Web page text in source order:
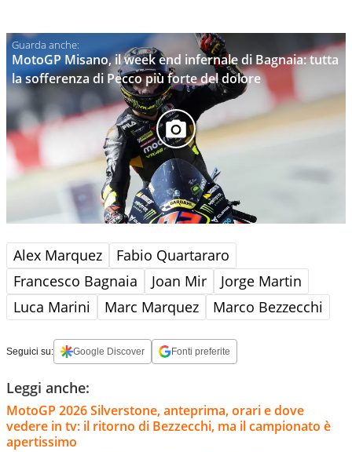
MotoGP Misano, il week end infernale di Bagnaia: tutta
la sofferenza di Pecco più forte del dolore
Alex Marquez
Fabio Quartararo
Francesco Bagnaia
Joan Mir
Jorge Martin
Luca Marini
Marc Marquez Marco Bezzecchi
Seguici su: Google Discover Fonti preferite
Leggi anche:
MotoGP 2026 Silverstone, anteprima, orari e dove
vedere in tv: il ritorno di Bezzecchi, ma il campionato è
apertissimo